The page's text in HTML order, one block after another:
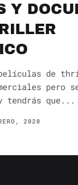
Y
de
pero
tendrás que...
2020